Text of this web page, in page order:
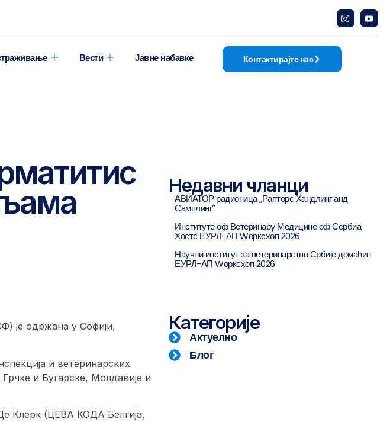
Вести
Јавне набавке
Контактирајте нас
је одржана у Софији,
и ветеринарских
и Бугарске, Молдавије и
Клерк (ЦЕВА КОДА Белгија,
Недавни чланци
АВИАТОР радионица „Рапторс Хандлинг анд
Самплинг”
Институте оф Ветеринарy Медицине оф Сербиа
Хостс ЕУРЛ-АП Wорксхоп 2026
Научни институт за ветеринарство Србије домаћин
ЕУРЛ-АП Wорксхоп 2026
Категорије
Актуелно
Блог